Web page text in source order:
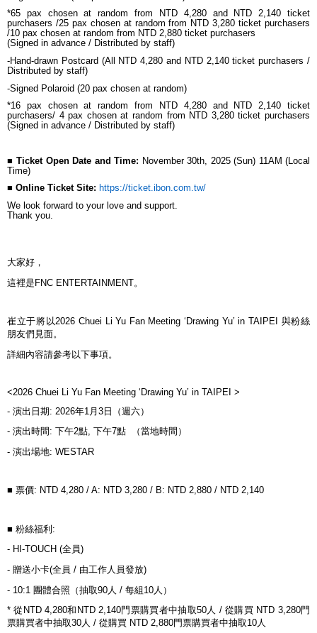
*65 pax chosen at random from NTD 4,280 and NTD 2,140 ticket
purchasers /25 pax chosen at random from NTD 3,280 ticket purchasers
/10 pax chosen at random from NTD 2,880 ticket purchasers
(Signed in advance / Distributed by staff)
-Hand-drawn Postcard (All NTD 4,280 and NTD 2,140 ticket purchasers /
Distributed by staff)
-Signed Polaroid (20 pax chosen at random)
*16 pax chosen at random from NTD 4,280 and NTD 2,140 ticket
purchasers/ 4 pax chosen at random from NTD 3,280 ticket purchasers
(Signed in advance / Distributed by staff)
■ Ticket Open Date and Time: November 30th, 2025 (Sun) 11AM (Local
Time)
■ Online Ticket Site: https://ticket.ibon.com.tw/
We look forward to your love and support.
Thank you.
大家好，
這裡是 FNC ENTERTAINMENT。
崔立于將以2026 Chuei Li Yu Fan Meeting ‘Drawing Yu’ in TAIPEI 與粉絲
朋友們見面。
詳細內容請參考以下事項。
<2026 Chuei Li Yu Fan Meeting ‘Drawing Yu’ in TAIPEI >
- 演出日期: 2026年1 月 3 日（週六）
- 演出時間 : 下午2點, 下午7點
（當地時間）
- 演出場地: WESTAR
■ 票價: NTD 4,280 / A: NTD 3,280 / B: NTD 2,880 / NTD 2,140
■ 粉絲福利 :
- HI-TOUCH (全員)
- 贈送小卡(全員 / 由工作人員發放)
- 10:1 團體合照（抽取90 人 / 每組10 人）
*從 NTD 4,280和 NTD 2,140門票購買者中抽取50人 /從購買 NTD 3,280門
票購買者中抽取30人 / 從購買 NTD 2,880門票購買者中抽取10人